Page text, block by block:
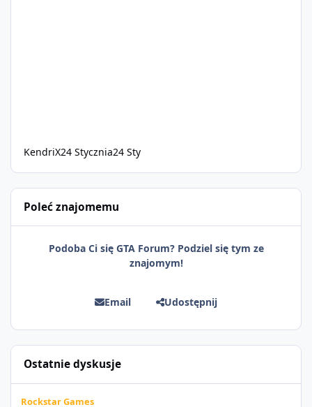
KendriX24 Stycznia24 Sty
Poleć znajomemu
Podoba Ci się GTA Forum? Podziel się tym ze
znajomym!
Email Udostępnij
Ostatnie dyskusje
Rockstar Games